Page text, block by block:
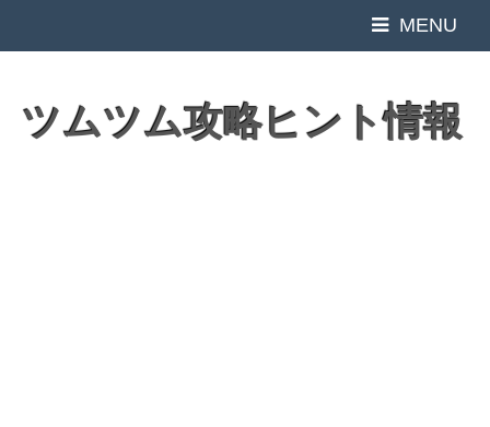
MENU
ツムツム攻略ヒント情報